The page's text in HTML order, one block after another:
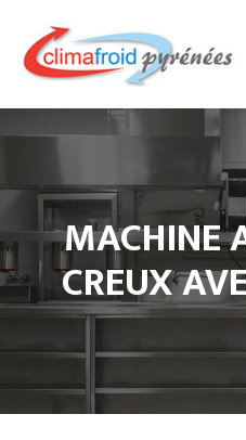
MACHINE
CREUX